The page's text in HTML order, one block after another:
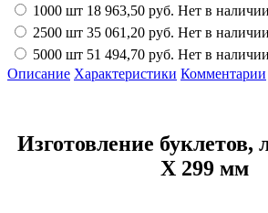
1000 шт 18 963,50 руб. Нет в наличии
2500 шт 35 061,20 руб. Нет в наличии
5000 шт 51 494,70 руб. Нет в наличии
Описание Характеристики Комментарии
Изготовление буклетов,
X 299 мм